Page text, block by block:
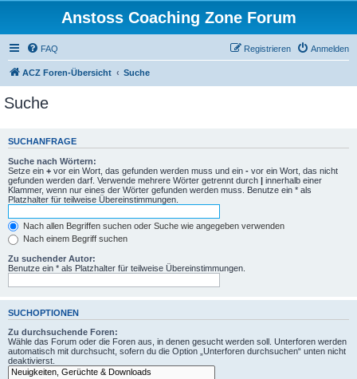
Anstoss Coaching Zone Forum
FAQ Anmelden
Registrieren
ACZ Foren-Übersicht Suche
Suche
SUCHANFRAGE
Suche nach Wörtern:
Setze ein + vor ein Wort, das gefunden werden muss und ein - vor ein Wort, das nicht
gefunden werden darf. Verwende mehrere Wörter getrennt durch | innerhalb einer
Klammer, wenn nur eines der Wörter gefunden werden muss. Benutze ein * als
Platzhalter für teilweise Übereinstimmungen.
Nach allen Begriffen suchen oder Suche wie angegeben verwenden
Nach einem Begriff suchen
Zu suchender Autor:
Benutze ein * als Platzhalter für teilweise Übereinstimmungen.
SUCHOPTIONEN
Zu durchsuchende Foren:
Wähle das Forum oder die Foren aus, in denen gesucht werden soll. Unterforen werden
automatisch mit durchsucht, sofern du die Option „Unterforen durchsuchen“ unten nicht
deaktivierst.